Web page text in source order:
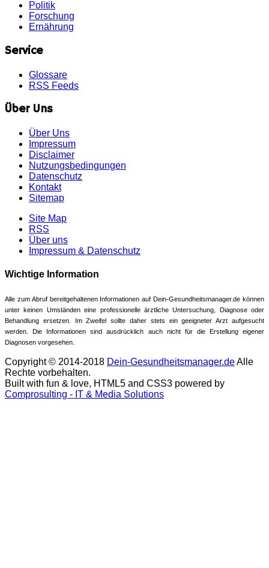
Politik
Forschung
Ernährung
Service
Glossare
RSS Feeds
Über Uns
Über Uns
Impressum
Disclaimer
Nutzungsbedingungen
Datenschutz
Kontakt
Sitemap
Site Map
RSS
Über uns
Impressum & Datenschutz
Wichtige Information
Alle zum Abruf bereitgehaltenen Informationen auf Dein-Gesundheitsmanager.de können
unter keinen Umständen eine professionelle ärztliche Untersuchung, Diagnose oder
Behandlung ersetzen. Im Zweifel sollte daher stets ein geeigneter Arzt aufgesucht
werden. Die Informationen sind ausdrücklich auch nicht für die Erstellung eigener
Diagnosen vorgesehen.
Copyright © 2014-2018 Dein-Gesundheitsmanager.deAlle
Rechte vorbehalten.
Built with fun & love, HTML5 and CSS3 powered by
Comprosulting - IT & Media Solutions